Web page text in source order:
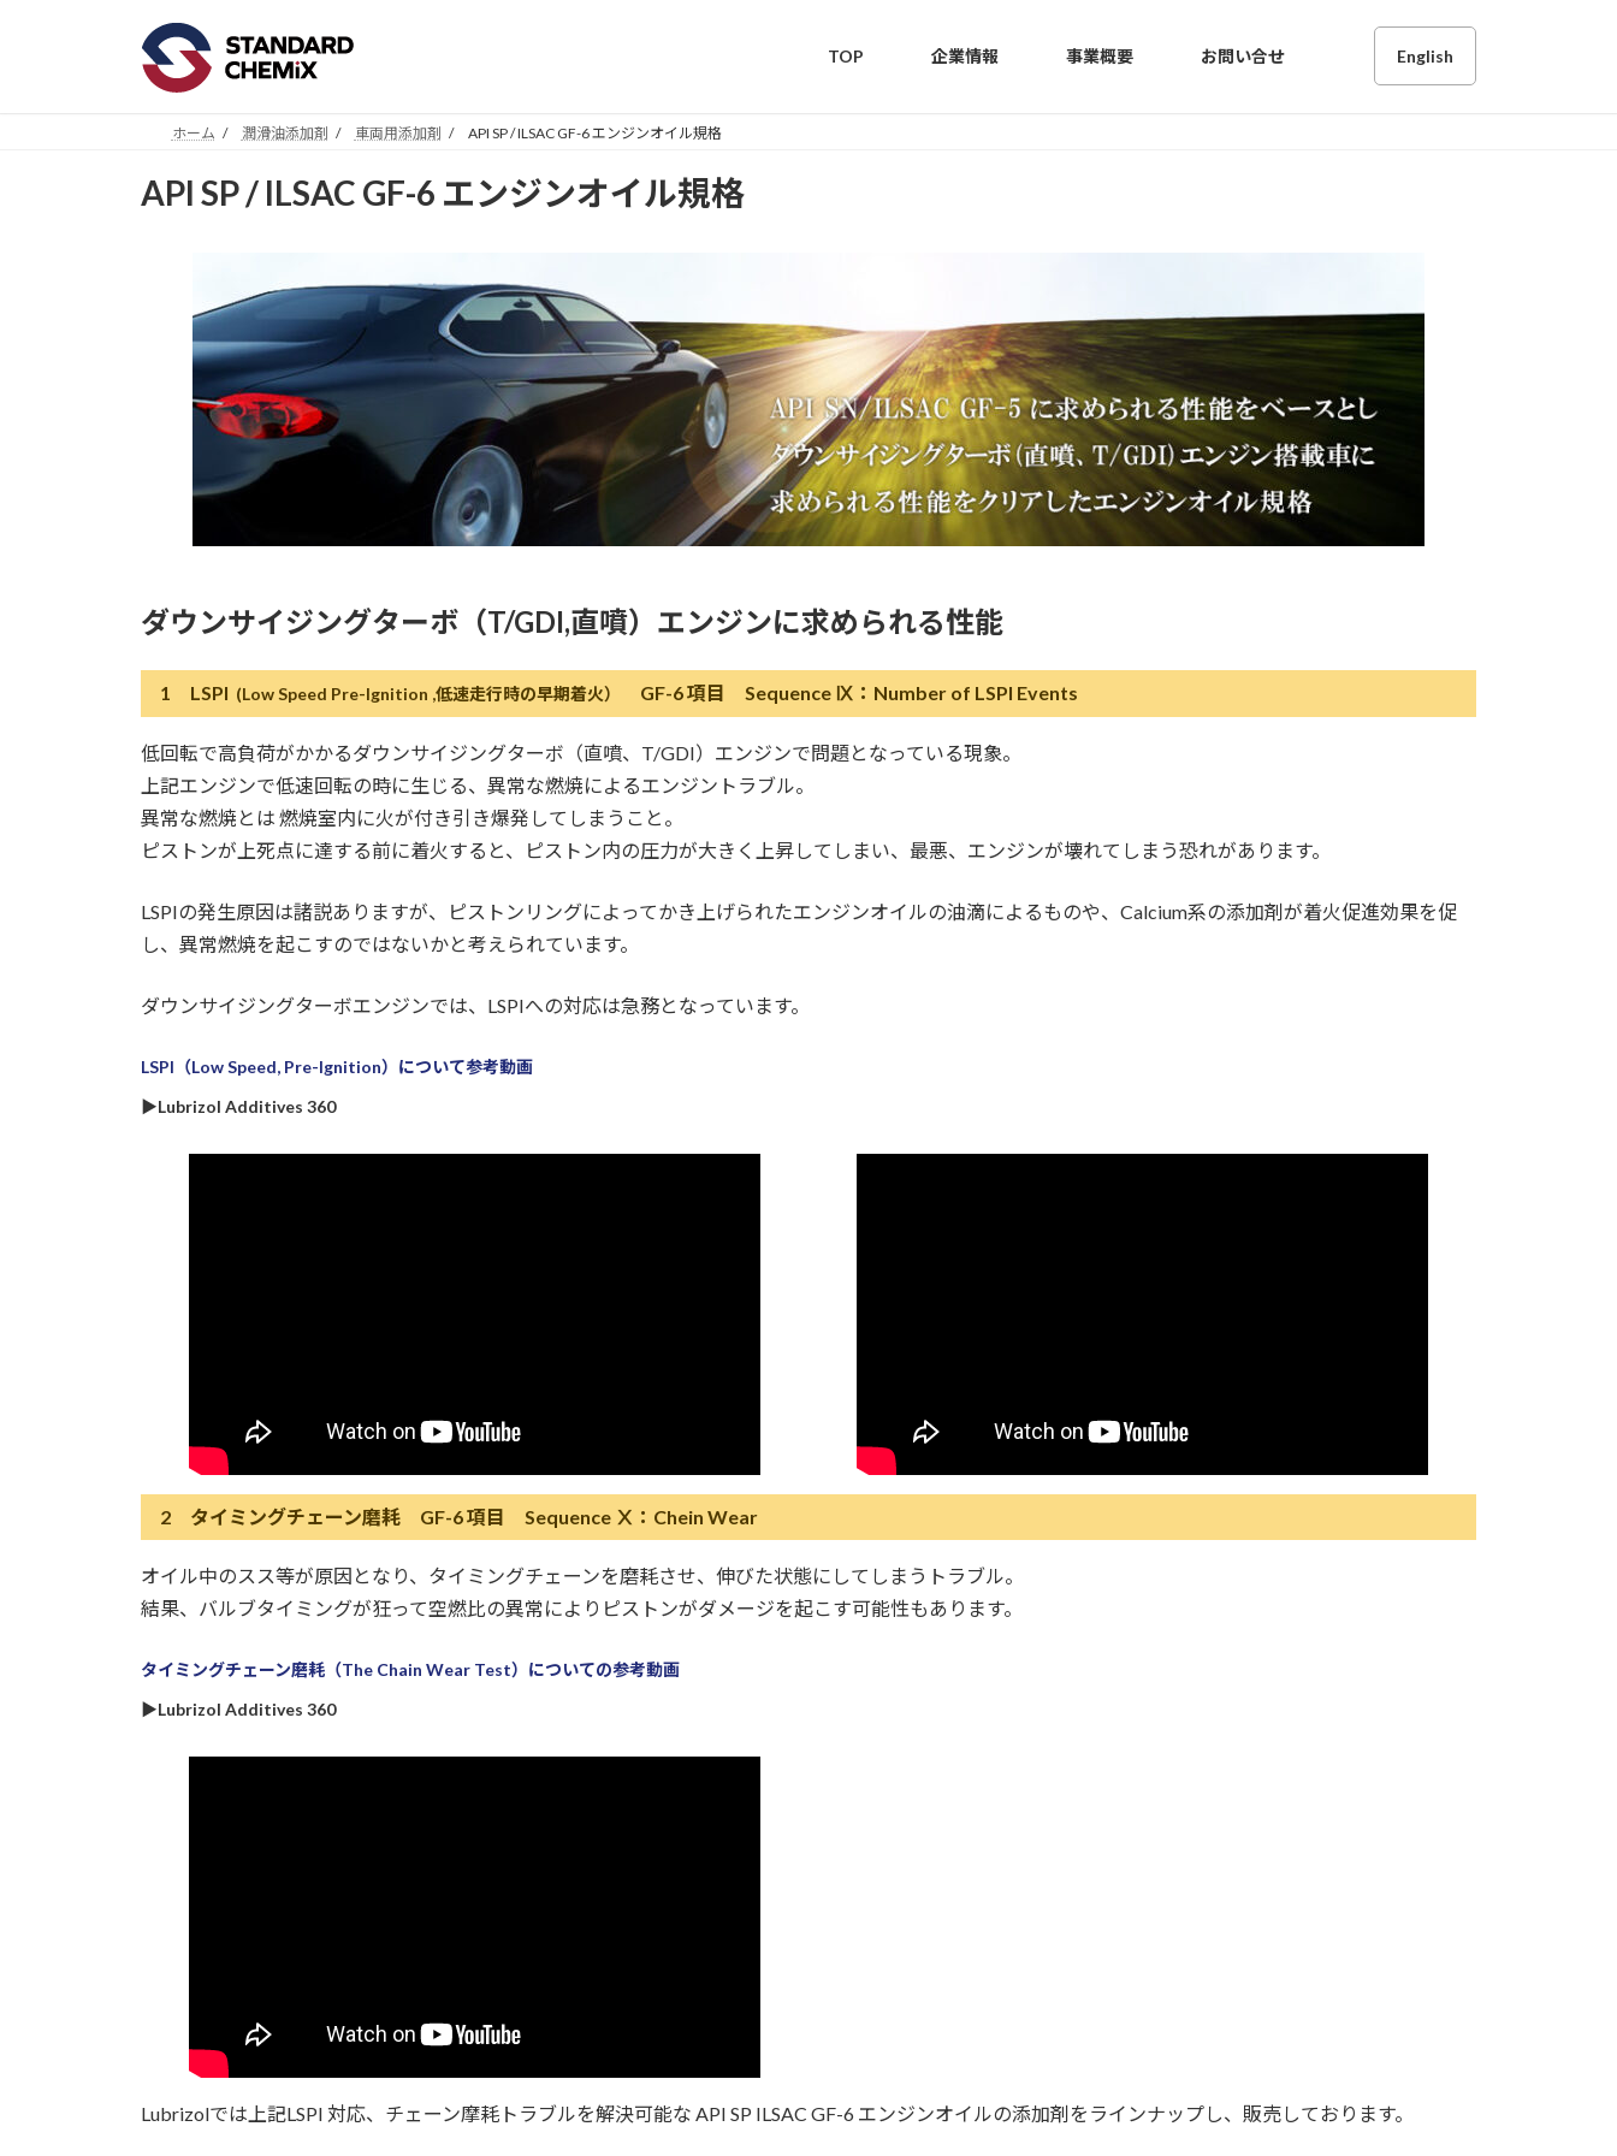
TOP 企業情報 事業概要 お問い合せ English
ホーム 潤滑油添加剤 車両用添加剤 API SP / ILSAC GF-6 エンジンオイル規格
API SP / ILSAC GF-6 エンジンオイル規格
ダウンサイジングターボ（T/GDI,直噴）エンジンに求められる性能
1 LSPI (Low Speed Pre-Ignition ,低速走行時の早期着火） GF-6 項目 Sequence Ⅸ：Number of LSPI Events
低回転で高負荷がかかるダウンサイジングターボ（直噴、T/GDI）エンジンで問題となっている現象。
上記エンジンで低速回転の時に生じる、異常な燃焼によるエンジントラブル。
異常な燃焼とは 燃焼室内に火が付き引き爆発してしまうこと。
ピストンが上死点に達する前に着火すると、ピストン内の圧力が大きく上昇してしまい、最悪、エンジンが壊れてしまう恐れがあります。
LSPIの発生原因は諸説ありますが、ピストンリングによってかき上げられたエンジンオイルの油滴によるものや、Calcium系の添加剤が着火促進効果を促
し、異常燃焼を起こすのではないかと考えられています。
ダウンサイジングターボエンジンでは、LSPIへの対応は急務となっています。
LSPI（Low Speed, Pre-Ignition）について参考動画
▶Lubrizol Additives 360
2 タイミングチェーン磨耗 GF-6 項目 Sequence Ⅹ：Chein Wear
オイル中のスス等が原因となり、タイミングチェーンを磨耗させ、伸びた状態にしてしまうトラブル。
結果、バルブタイミングが狂って空燃比の異常によりピストンがダメージを起こす可能性もあります。
タイミングチェーン磨耗（The Chain Wear Test）についての参考動画
▶Lubrizol Additives 360
Lubrizolでは上記LSPI 対応、チェーン摩耗トラブルを解決可能な API SP ILSAC GF-6 エンジンオイルの添加剤をラインナップし、販売しております。